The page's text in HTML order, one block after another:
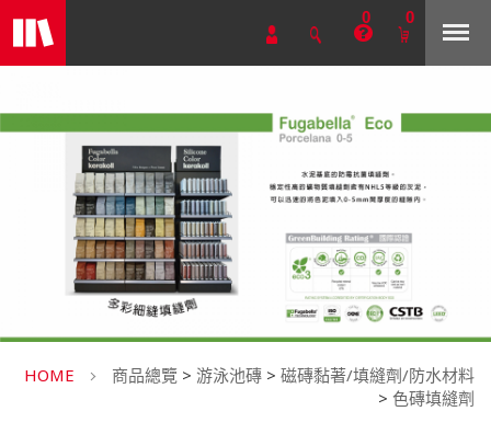
0 0
HOME 商品總覽 > 游泳池磚 > 磁磚黏著/填縫劑/防水材料
> 色磚填縫劑